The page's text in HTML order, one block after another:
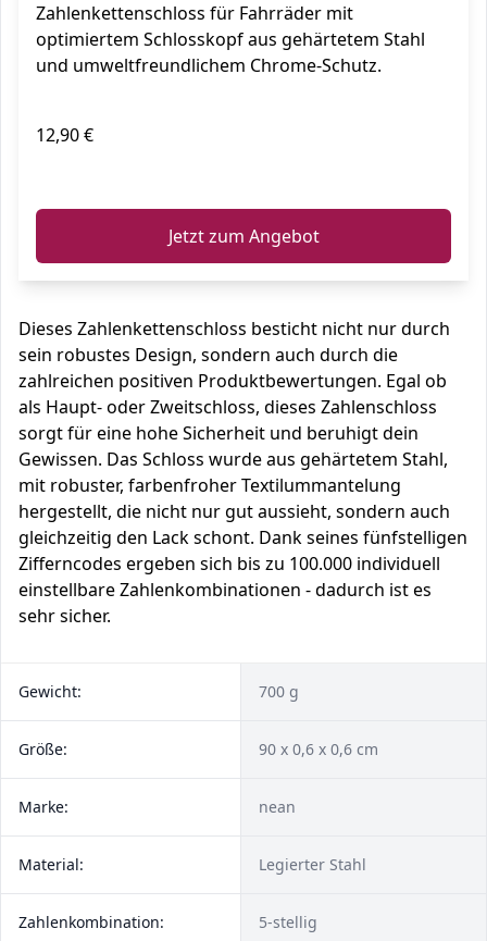
blau, 6 mm x 900 mm
Zahlenkettenschloss für Fahrräder mit
optimiertem Schlosskopf aus gehärtetem Stahl
und umweltfreundlichem Chrome-Schutz.
12,90 €
Jetzt zum Angebot
Dieses Zahlenkettenschloss besticht nicht nur durch
sein robustes Design, sondern auch durch die
zahlreichen positiven Produktbewertungen. Egal ob
als Haupt- oder Zweitschloss, dieses Zahlenschloss
sorgt für eine hohe Sicherheit und beruhigt dein
Gewissen. Das Schloss wurde aus gehärtetem Stahl,
mit robuster, farbenfroher Textilummantelung
hergestellt, die nicht nur gut aussieht, sondern auch
gleichzeitig den Lack schont. Dank seines fünfstelligen
Zifferncodes ergeben sich bis zu 100.000 individuell
einstellbare Zahlenkombinationen - dadurch ist es
sehr sicher.
Gewicht: 700 g
Größe: 90 x 0,6 x 0,6 cm
Marke: nean
Material: Legierter Stahl
Zahlenkombination: 5-stellig